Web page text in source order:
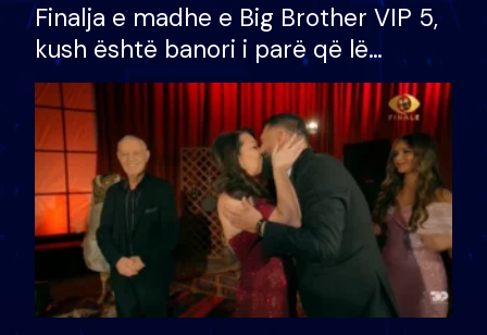
Finalja e madhe e Big Brother VIP 5,
kush është banori i parë që lë
shtëpinë dhe humb mundësinë për
të fituar çmimin e madh